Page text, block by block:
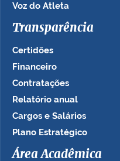
Voz do Atleta
Transparência
Certidões
Financeiro
Contratações
Relatório anual
Cargos e Salários
Plano Estratégico
Área Acadêmica